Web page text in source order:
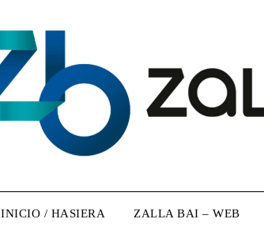
INICIO / HASIERA ZALLA BAI – WEB